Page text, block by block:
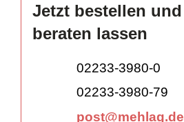
Jetzt bestellen und
beraten lassen
02233-3980-0
02233-3980-79
post@mehlag.de